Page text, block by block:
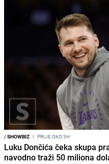
/SHOWBIZ I PRIJE OKO 3H
Luku Dončića čeka skupa
navodno traži 50 miliona